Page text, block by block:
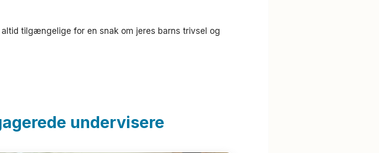
tilgængelige for en snak om jeres barns trivsel og
undervisere